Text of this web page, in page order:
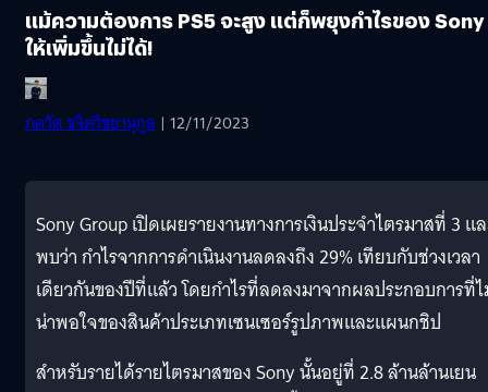
แม้ความต้องการ PS5 จะสูง แต่ก็พยุงกำไรของ Sony
ให้เพิ่มขึ้นไม่ได้!
ภควัต ขจิตวิชยานุกูล | 12/11/2023
Sony Group เปิดเผยรายงานทางการเงินประจำไตรมาสที่ 3 แ
พบว่า กำไรจากการดำเนินงานลดลงถึง 29% เทียบกับช่วงเวลา
เดียวกันของปีที่แล้ว โดยกำไรที่ลดลงมาจากผลประกอบการที่
น่าพอใจของสินค้าประเภทเซนเซอร์รูปภาพและแผนกชิป
สำหรับรายได้รายไตรมาสของ Sony นั้นอยู่ที่ 2.8 ล้านล้านเยน